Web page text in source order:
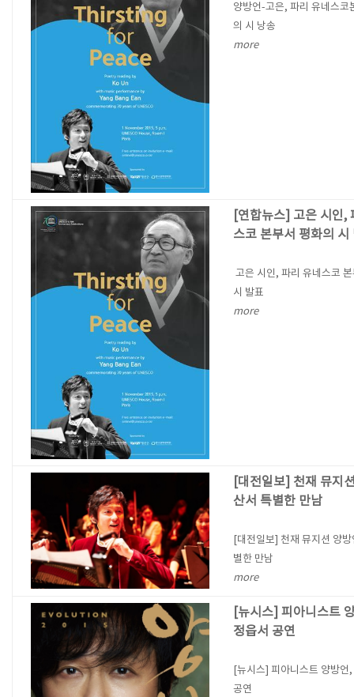
양방언-고은, 파리 유네스코
의 시 낭송
more
[연합뉴스] 고은 시인,
스코 본부서 평화의 시
고은 시인, 파리 유네스코
시 발표
more
[대전일보] 천재 뮤지
산서 특별한 만남
[대전일보] 천재 뮤지션 양
별한 만남
more
[뉴시스] 피아니스트
정읍서 공연
[뉴시스] 피아니스트 양방언
공연